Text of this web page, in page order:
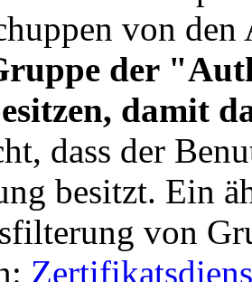
von
der
damit
dass der
besitzt. Ein
von